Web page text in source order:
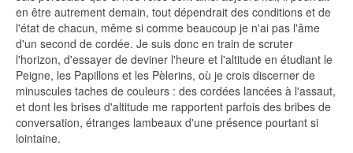
en être autrement demain, tout dépendrait des conditions et de
l'état de chacun, même si comme beaucoup je n'ai pas l'âme
d'un second de cordée. Je suis donc en train de scruter
l'horizon, d'essayer de deviner l'heure et l'altitude en étudiant le
Peigne, les Papillons et les Pèlerins, où je crois discerner de
minuscules taches de couleurs : des cordées lancées à l'assaut,
et dont les brises d'altitude me rapportent parfois des bribes de
conversation, étranges lambeaux d'une présence pourtant si
lointaine.